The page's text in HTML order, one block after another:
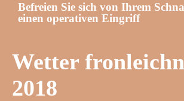
Befreien Sie sich von Ihrem
einen operativen Eingriff
Wetter
2018